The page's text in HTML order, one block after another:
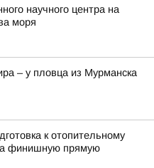
научного центра на
моря
– у пловца из Мурманска
к отопительному
финишную прямую